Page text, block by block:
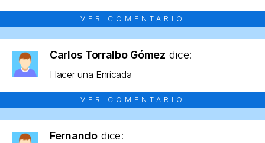
VER COMENTARIO
Carlos Torralbo Gómez dice:
Hacer una Enricada
VER COMENTARIO
Fernando dice: